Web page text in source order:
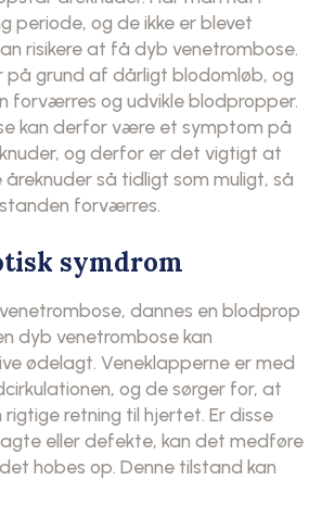
periode, og de ikke er blevet
risikere at få dyb venetrombose.
på grund af dårligt blodomløb, og
forværres og udvikle blodpropper.
kan derfor være et symptom på
og derfor er det vigtigt at
så tidligt som muligt, så
forværres.
symdrom
dannes en blodprop
dyb venetrombose kan
ødelagt. Veneklapperne er med
og de sørger for, at
retning til hjertet. Er disse
eller defekte, kan det medføre
hobes op. Denne tilstand kan